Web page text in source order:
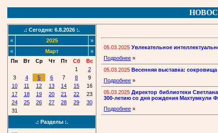
.: Сегодня: 6.8.2026 :.
«
2025
»
«
Март
»
Пн
Вт Ср Чт Пт Сб
Вс
1
2
3
4 5 6 7 8
9
10
11 12 13 14 15
16
17
18 19 20 21 22
23
24
25 26 27 28 29
30
31
.: Разделы :.
05.03.2025 Увлекательное
Подробнее »
05.03.2025 Весенняя выставка:
Подробнее »
05.03.2025 Директор библиотеки
300-летию со дня рождения Махтумкули
Подробнее »